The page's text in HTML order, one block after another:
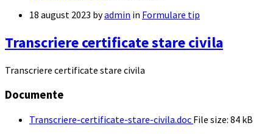
18 august 2023 byadmin in Formulare tip
Transcriere certificate stare civila
Transcriere certificate stare civila
Documente
Transcriere-certificate-stare-civila.doc File size: 84 kB